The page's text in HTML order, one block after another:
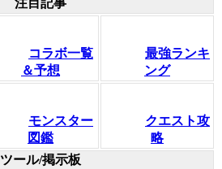
注目記事
コラボ一覧
＆予想
最強ランキ
ング
モンスター
図鑑
クエスト攻
略
ツール/掲示板